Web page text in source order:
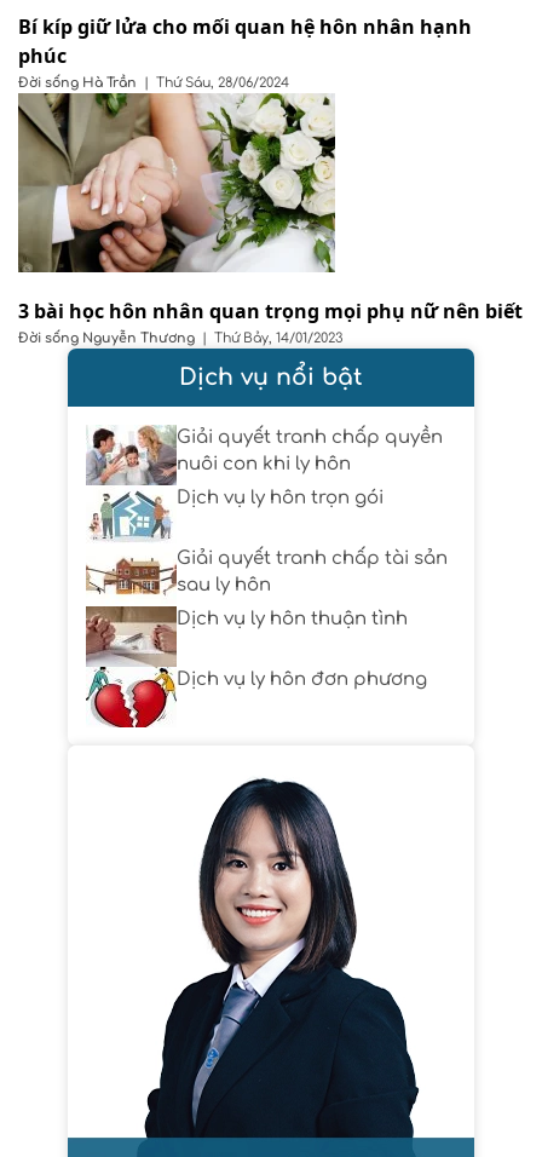
Bí kíp giữ lửa cho mối quan hệ hôn nhân hạnh
phúc
Đời sống Hà Trần | Thứ Sáu, 28/06/2024
3 bài học hôn nhân quan trọng mọi phụ nữ nên biết
Đời sống Nguyễn Thương | Thứ Bảy, 14/01/2023
Dịch vụ nổi bật
Giải quyết tranh chấp quyền
nuôi con khi ly hôn
Dịch vụ ly hôn trọn gói
Giải quyết tranh chấp tài sản
sau ly hôn
Dịch vụ ly hôn thuận tình
Dịch vụ ly hôn đơn phương